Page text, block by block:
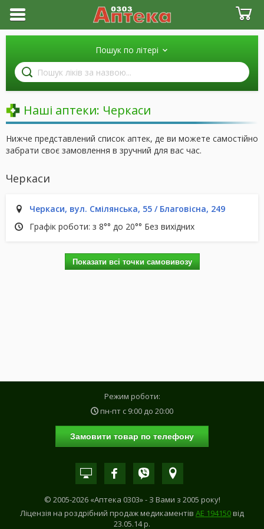
Пошук по літері
Пошук
ліків
за
назвою
Наші аптеки: Черкаси
Нижче представлений список аптек, де ви можете самостійно
забрати своє замовлення в зручний для вас час.
Черкаси
Черкаси, вул. Смілянська, 55 / Благовісна, 249
Графік роботи: з 8°° до 20°° Без вихідних
Показати всі точки самовивозу
Режим роботи:
пн-пт с 9:00 до 20:00
Замовити товар по телефону
© 2005-2026 «Аптека 0303» - З Вами з 2005 року!
Ліцензія на роздрібний продаж медикаментів АE 194150від
23.05.14 р.